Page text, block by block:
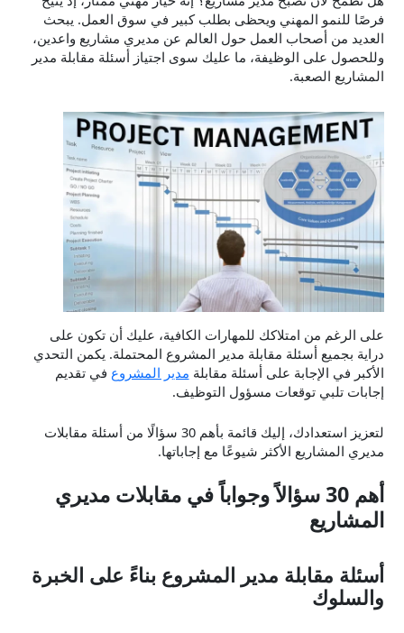
فرصًا للنمو المهني ويحظى بطلب كبير في سوق العمل. يبحث
العديد من أصحاب العمل حول العالم عن مديري مشاريع واعدين،
وللحصول على الوظيفة، ما عليك سوى اجتياز أسئلة مقابلة مدير
المشاريع الصعبة.
على الرغم من امتلاكك للمهارات الكافية، عليك أن تكون على
دراية بجميع أسئلة مقابلة مدير المشروع المحتملة. يكمن التحدي
الأكبر في الإجابة على أسئلة مقابلة مدير المشروع في تقديم
إجابات تلبي توقعات مسؤول التوظيف.
لتعزيز استعدادك، إليك قائمة بأهم 30 سؤالًا من أسئلة مقابلات
مديري المشاريع الأكثر شيوعًا مع إجاباتها.
أهم 30 سؤالاً وجواباً في مقابلات مديري
المشاريع
أسئلة مقابلة مدير المشروع بناءً على الخبرة
والسلوك